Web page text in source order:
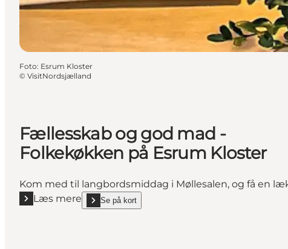
Foto: Esrum Kloster
© VisitNordsjælland
Fællesskab og god mad -
Folkekøkken på Esrum Kloster
Kom med til langbordsmiddag i Møllesalen, og få en
Læs mere
Læs mere "Fællesskab og god mad - Folkekøkken på
Se på kort
show Fællesskab og god mad - Folkekøkken på Esrum